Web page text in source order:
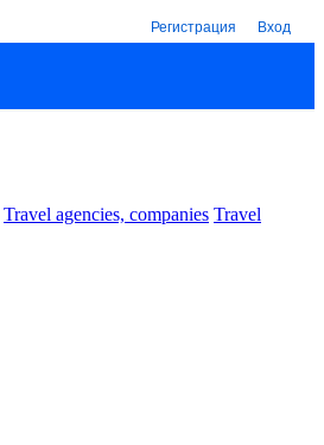
Регистрация Вход
Travel agencies, companies Travel